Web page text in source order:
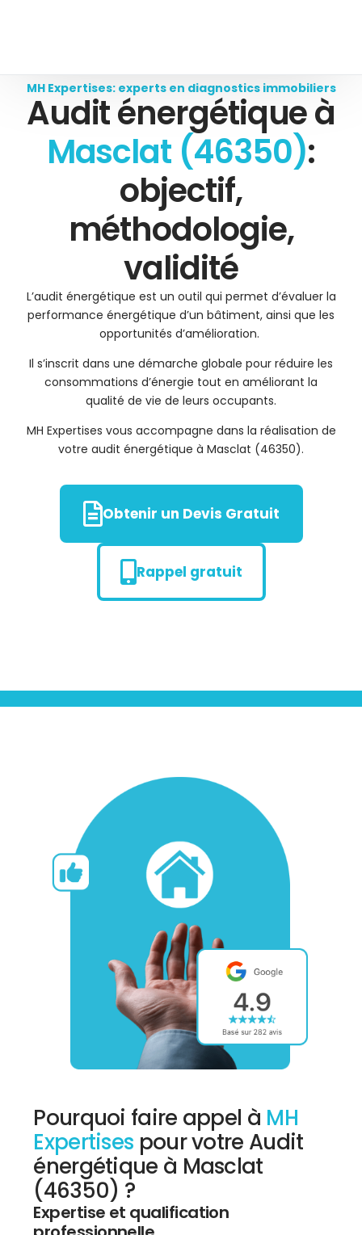
MH Expertises: experts en diagnostics immobiliers
Audit énergétique à
Masclat (46350):
objectif,
méthodologie,
validité
L’audit énergétique est un outil qui permet d’évaluer la
performance énergétique d’un bâtiment, ainsi que les
opportunités d’amélioration.
Il s’inscrit dans une démarche globale pour réduire les
consommations d’énergie tout en améliorant la
qualité de vie de leurs occupants.
MH Expertises vous accompagne dans la réalisation de
votre audit énergétique à Masclat (46350).
Obtenir un Devis Gratuit
Rappel gratuit
Pourquoi faire appel à MH
Expertises pour votre Audit
énergétique à Masclat
(46350) ?
Expertise et qualification